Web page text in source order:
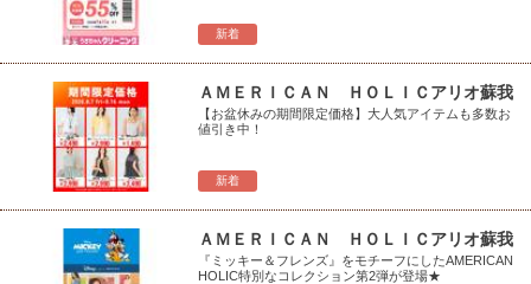
新着
新着
ＡＭＥＲＩＣＡＮ ＨＯＬＩＣアリオ蘇我
【お盆休みの期間限定価格】大人気アイテムも多数お
値引き中！
ＡＭＥＲＩＣＡＮ ＨＯＬＩＣアリオ蘇我
『ミッキー＆フレンズ』をモチーフにしたAMERICAN
HOLIC特別なコレクション第2弾が登場★